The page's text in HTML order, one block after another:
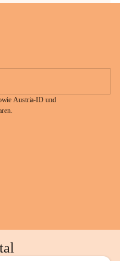
Austria-ID und